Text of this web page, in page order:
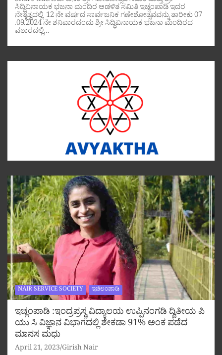
ಸಿದ್ಧಿವಿನಾಯಕ ಭಜನಾ ಮಂದಿರ ಆಡಳಿತ ಸಮಿತಿ ಇಚ್ಲಂಪಾಡಿ ಇದರ
ನೇತೃತ್ವದಲ್ಲಿ 12 ನೇ ವರ್ಷದ ಸಾರ್ವಜನಿಕ ಗಣೇಶೋತ್ಸವವನ್ನು ತಾರೀಕು 07
.09.2024 ನೇ ಶನಿವಾರದಂದು ಶ್ರೀ ಸಿದ್ಧಿವಿನಾಯಕ ಭಜನಾ ಮಂದಿರದ
ವಠಾರದಲ್ಲಿ…
NAIR SERVICE SOCIETY ಇಚಿಲಂಪಾಡಿ
ಇಚ್ಲಂಪಾಡಿ :ಇಂದ್ರಪ್ರಸ್ಥ ವಿದ್ಯಾಲಯ ಉಪ್ಪಿನಂಗಡಿ ದ್ವಿತೀಯ ಪಿ
ಯು ಸಿ ವಿಜ್ಞಾನ ವಿಭಾಗದಲ್ಲಿ ಶೇಕಡಾ 91% ಅಂಕ ಪಡೆದ
ಮಾನಸ ಮಧು
April 21, 2023 Girish Nair